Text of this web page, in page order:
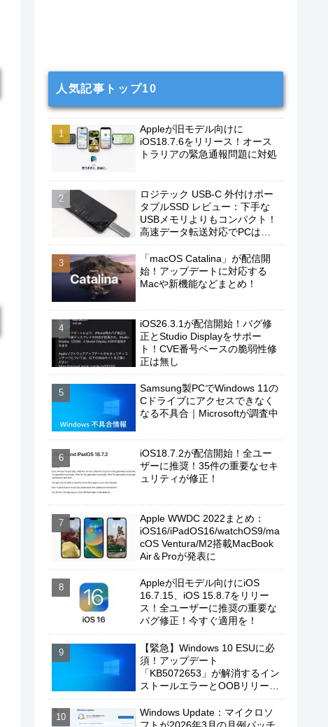
人気記事トップ10
Appleが旧モデル向けに
iOS18.7.6をリリース！オース
トラリアの緊急通報問題に対処
ロジテック USB-C 外付けポー
タブルSSD レビュー：下手な
USBメモリよりもコンパクト！
高速データ転送対応でPCは勿
もおすすめ！
「macOS Catalina」が配信開
始！アップデートに対応する
Macや新機能などまとめ！
iOS26.3.1が配信開始！バグ修
正とStudio Displayをサポー
ト！CVE番号ベースの脆弱性修
正は無し
Samsung製PCでWindows 11の
Cドライブにアクセスできなく
なる不具合｜Microsoftが調査中
iOS18.7.2が配信開始！全ユー
ザーに推奨！35件の重要なセキ
ュリティが修正！
Apple WWDC 2022まとめ：
iOS16/iPadOS16/watchOS9/ma
cOS Ventura/M2搭載MacBook
Air＆Proが発表に
Appleが旧モデル向けにiOS
16.7.15、iOS 15.8.7をリリー
ス！全ユーザーに推奨の重要な
バグ修正！今すぐ適用を！
【緊急】Windows 10 ESUに必
須！アップデート
「KB5072653」が解消するイン
ストールエラーとOOBリリース
Windows Update：マイクロソ